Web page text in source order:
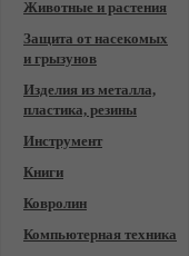
Животные и растения
Защита от насекомых
и грызунов
Изделия из металла,
пластика, резины
Инструмент
Книги
Ковролин
Компьютерная техника